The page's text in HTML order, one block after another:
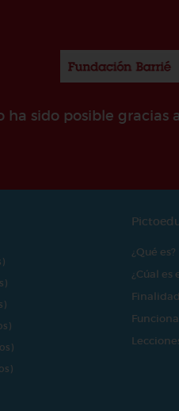
ha sido posible
¿Qué es?
¿Cúal es
Finalidad